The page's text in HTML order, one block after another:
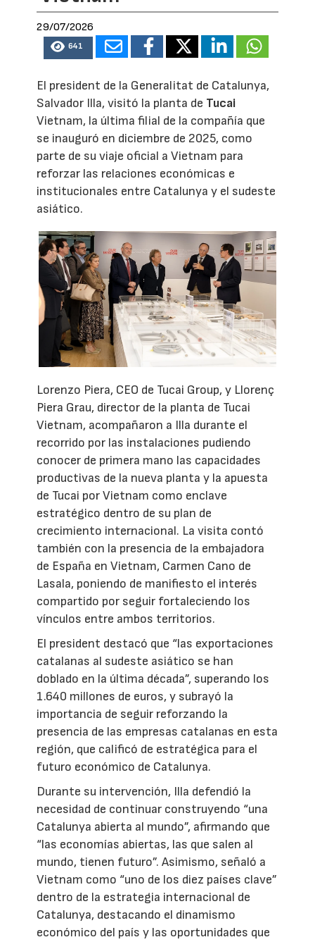
29/07/2026
641
El president de la Generalitat de Catalunya,
Salvador Illa, visitó la planta de Tucai
Vietnam, la última filial de la compañía que
se inauguró en diciembre de 2025, como
parte de su viaje oficial a Vietnam para
reforzar las relaciones económicas e
institucionales entre Catalunya y el sudeste
asiático.
Lorenzo Piera, CEO de Tucai Group, y Llorenç
Piera Grau, director de la planta de Tucai
Vietnam, acompañaron a Illa durante el
recorrido por las instalaciones pudiendo
conocer de primera mano las capacidades
productivas de la nueva planta y la apuesta
de Tucai por Vietnam como enclave
estratégico dentro de su plan de
crecimiento internacional. La visita contó
también con la presencia de la embajadora
de España en Vietnam, Carmen Cano de
Lasala, poniendo de manifiesto el interés
compartido por seguir fortaleciendo los
vínculos entre ambos territorios.
El president destacó que “las exportaciones
catalanas al sudeste asiático se han
doblado en la última década”, superando los
1.640 millones de euros, y subrayó la
importancia de seguir reforzando la
presencia de las empresas catalanas en esta
región, que calificó de estratégica para el
futuro económico de Catalunya.
Durante su intervención, Illa defendió la
necesidad de continuar construyendo “una
Catalunya abierta al mundo”, afirmando que
“las economías abiertas, las que salen al
mundo, tienen futuro”. Asimismo, señaló a
Vietnam como “uno de los diez países clave”
dentro de la estrategia internacional de
Catalunya, destacando el dinamismo
económico del país y las oportunidades que